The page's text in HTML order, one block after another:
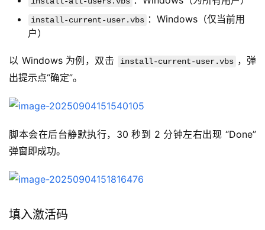
install-current-user.vbs ：Windows（仅当前用
户）
以 Windows 为例，双击 install-current-user.vbs ，弹
出提示点“确定”。
脚本会在后台静默执行，30 秒到 2 分钟左右出现 “Done”
弹窗即成功。
填入激活码